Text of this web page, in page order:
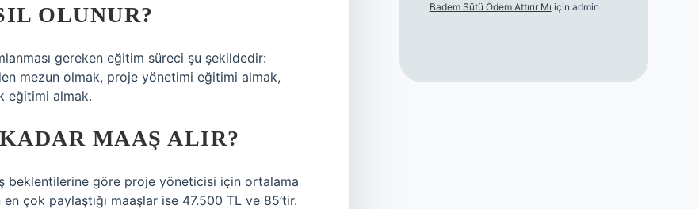
OLUNUR?
gereken eğitim süreci şu şekildedir:
mezun olmak, proje yönetimi eğitimi almak,
eğitimi almak.
MAAŞ ALIR?
beklentilerine göre proje yöneticisi için ortalama
en çok paylaştığı maaşlar ise 47.500 TL ve 85’tir.
Badem Sütü Ödem Attırır Mı için admin